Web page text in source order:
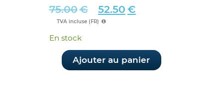
75.00€
Le
prix
était :
75.00€.
52.50 €
Le
prix
est :
52.50€.
TVA incluse (FR)
En stock
Ajouter au panier